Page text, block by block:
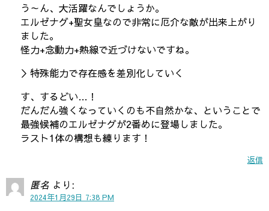
う～ん、大活躍なんでしょうか。
エルゼナグ+聖女皇なので非常に厄介な敵が出来上がり
ました。
怪力+念動力+熱線で近づけないですね。
＞特殊能力で存在感を差別化していく
す、するどい…！
だんだん強くなっていくのも不自然かな、ということで
最強候補のエルゼナグが2番めに登場しました。
ラスト1体の構想も練ります！
返信
匿名 より:
2024年1月29日 7:38 PM